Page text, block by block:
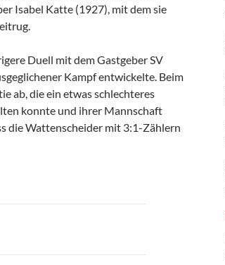
Isabel Katte (1927), mit dem sie
Duell mit dem Gastgeber SV
Kampf entwickelte. Beim
ab, die ein etwas schlechteres
konnte und ihrer Mannschaft
die Wattenscheider mit 3:1-Zählern